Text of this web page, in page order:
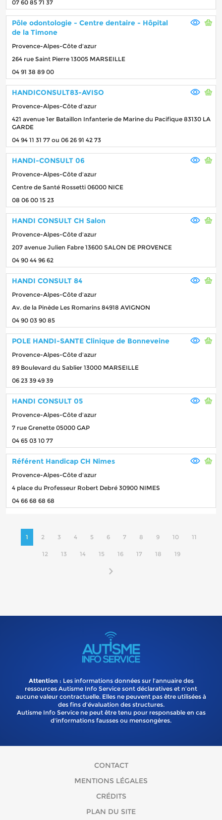
07 60 85 71 37
Pôle odontologie - Centre dentaire - Hôpital
de la Timone
Provence-Alpes-Côte d'azur
264 rue Saint Pierre 13005 MARSEILLE
04 91 38 89 00
HANDICONSULT83-AVISO
Provence-Alpes-Côte d'azur
421 avenue 1er Bataillon Infanterie de Marine du Pacifique 83130 LA
GARDE
04 94 11 31 77 ou 06 26 91 42 73
HANDI-CONSULT 06
Provence-Alpes-Côte d'azur
Centre de Santé Rossetti 06000 NICE
08 06 00 15 23
HANDI CONSULT CH Salon
Provence-Alpes-Côte d'azur
207 avenue Julien Fabre 13600 SALON DE PROVENCE
04 90 44 96 62
HANDI CONSULT 84
Provence-Alpes-Côte d'azur
Av. de la Pinède Les Romarins 84918 AVIGNON
04 90 03 90 85
POLE HANDI-SANTE Clinique de Bonneveine
Provence-Alpes-Côte d'azur
89 Boulevard du Sablier 13000 MARSEILLE
06 23 39 49 39
HANDI CONSULT 05
Provence-Alpes-Côte d'azur
7 rue Grenette 05000 GAP
04 65 03 10 77
Référent Handicap CH Nimes
Provence-Alpes-Côte d'azur
4 place du Professeur Robert Debré 30900 NIMES
04 66 68 68 68
1 2 3 4 5 6 7 8 9 10 11
12 13 14 15 16 17 18 19
Attention : Les informations données sur l’annuaire des
ressources Autisme Info Service sont déclaratives et n’ont
aucune valeur contractuelle. Elles ne peuvent pas être utilisées à
des fins d’évaluation des structures.
Autisme Info Service ne peut être tenu pour responsable en cas
d'informations fausses ou mensongères.
CONTACT
MENTIONS LÉGALES
CRÉDITS
PLAN DU SITE